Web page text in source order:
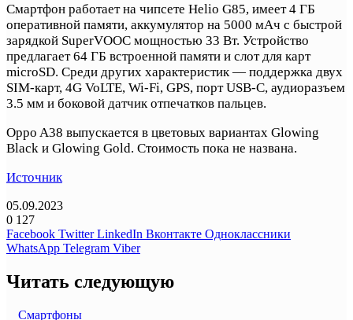
Смартфон работает на чипсете Helio G85, имеет 4 ГБ
оперативной памяти, аккумулятор на 5000 мАч с быстрой
зарядкой SuperVOOC мощностью 33 Вт. Устройство
предлагает 64 ГБ встроенной памяти и слот для карт
microSD. Среди других характеристик — поддержка двух
SIM-карт, 4G VoLTE, Wi-Fi, GPS, порт USB-C, аудиоразъем
3.5 мм и боковой датчик отпечатков пальцев.
Oppo A38 выпускается в цветовых вариантах Glowing
Black и Glowing Gold. Стоимость пока не названа.
Источник
05.09.2023
0 127
Facebook Twitter LinkedIn Вконтакте Одноклассники
WhatsApp Telegram Viber
Читать следующую
Смартфоны